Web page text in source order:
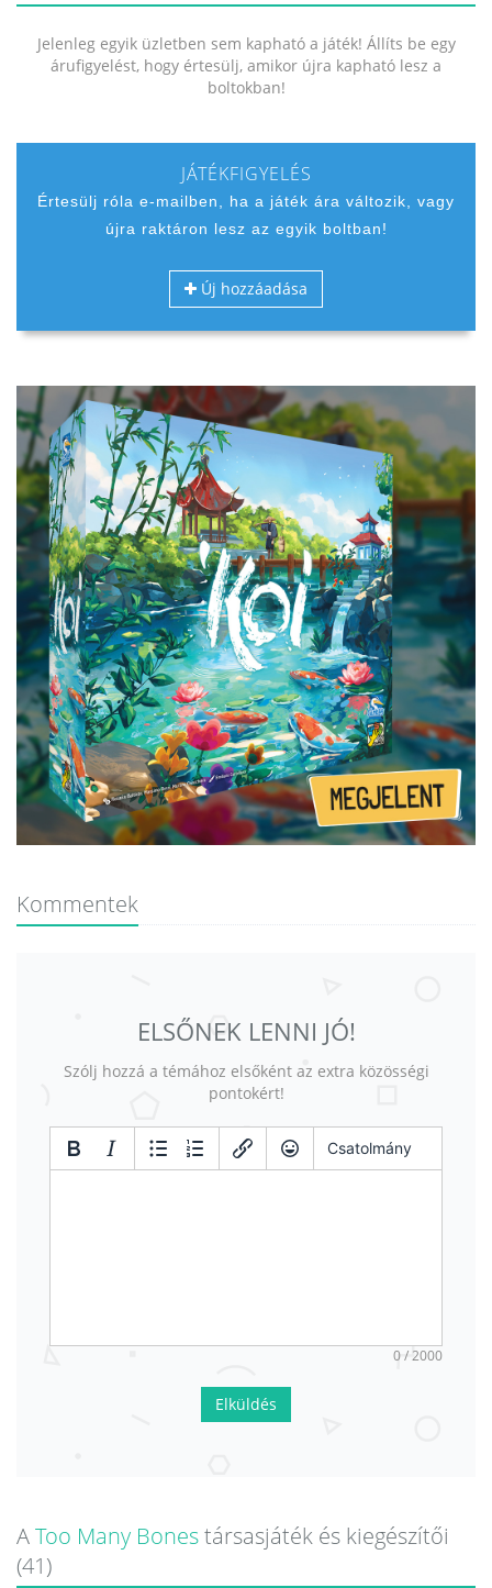
Jelenleg egyik üzletben sem kapható a játék! Állíts be egy
árufigyelést, hogy értesülj, amikor újra kapható lesz a
boltokban!
JÁTÉKFIGYELÉS
Értesülj róla e-mailben, ha a játék ára változik, vagy
újra raktáron lesz az egyik boltban!
Új hozzáadása
Kommentek
ELSŐNEK LENNI JÓ!
Szólj hozzá a témához elsőként az extra közösségi
pontokért!
Csatolmány
0 / 2000
Elküldés
AToo Many Bonestársasjáték és kiegészítői
(41)